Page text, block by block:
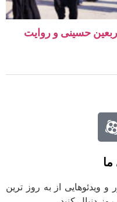
حسینی و روایت
از به روز ترین